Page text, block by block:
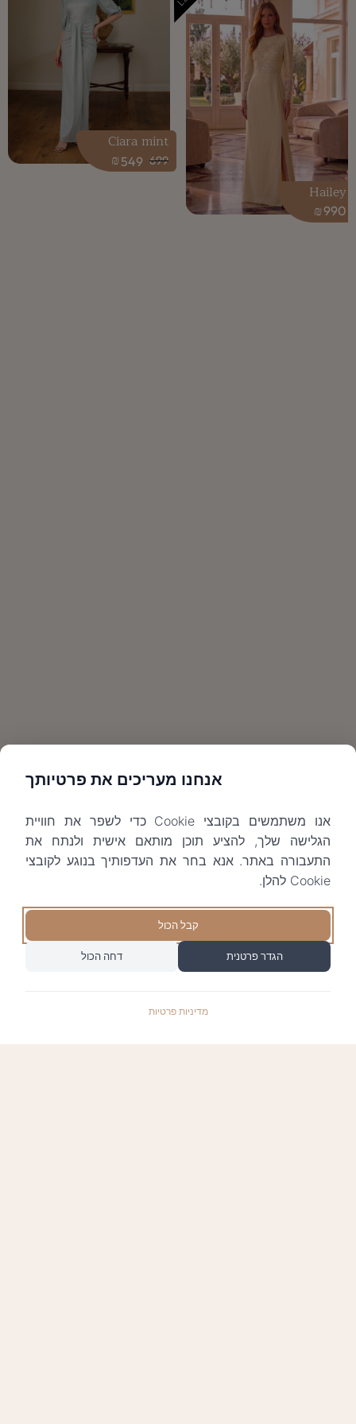
990
₪
Hailey
699
549
₪
Ciara mint
אנחנו מעריכים את פרטיותך
אנו משתמשים בקובצי Cookie כדי לשפר את חוויית
הגלישה שלך, להציע תוכן מותאם אישית ולנתח את
התעבורה באתר. אנא בחר את העדפותיך בנוגע לקובצי
Cookie להלן.
קבל הכול
הגדר פרטנית דחה הכול
מדיניות פרטיות